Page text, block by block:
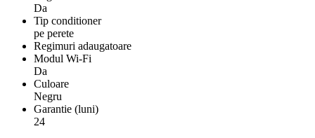
Da
Tip conditioner
pe perete
Regimuri adaugatoare
Modul Wi-Fi
Da
Culoare
Negru
Garantie (luni)
24